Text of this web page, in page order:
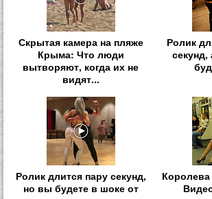
Скрытая камера на пляже
Крыма: Что люди
вытворяют, когда их не
видят...
Ролик
Ролик длится пару секунд,
но вы будете в шоке от
Королева